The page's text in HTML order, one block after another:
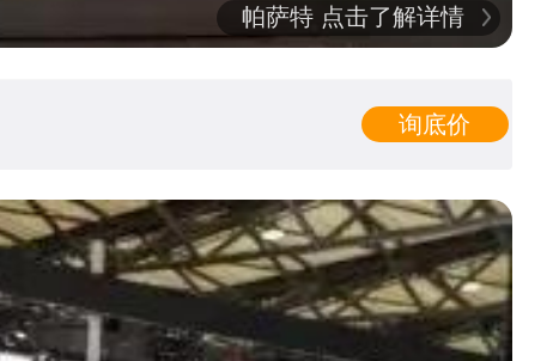
帕萨特 点击了解详情
询底价